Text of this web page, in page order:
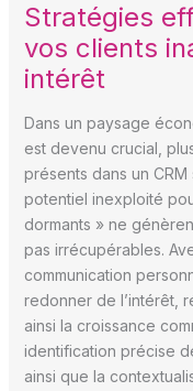
Stratégies
vos clients
intérêt
Dans un paysage
est devenu crucial,
présents dans un
potentiel inexploité
dormants » ne
pas irrécupérables.
communication
redonner de l’intérêt,
ainsi la croissance
identification précise
ainsi que la